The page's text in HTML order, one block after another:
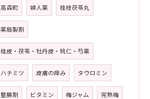
高森町 婦人薬 桂枝茯苓丸
薬局製剤
桂皮・茯苓・牡丹皮・桃仁・芍薬
ハチミツ 皮膚の痒み タウロミン
整腸剤 ビタミン 梅ジャム 完熟梅